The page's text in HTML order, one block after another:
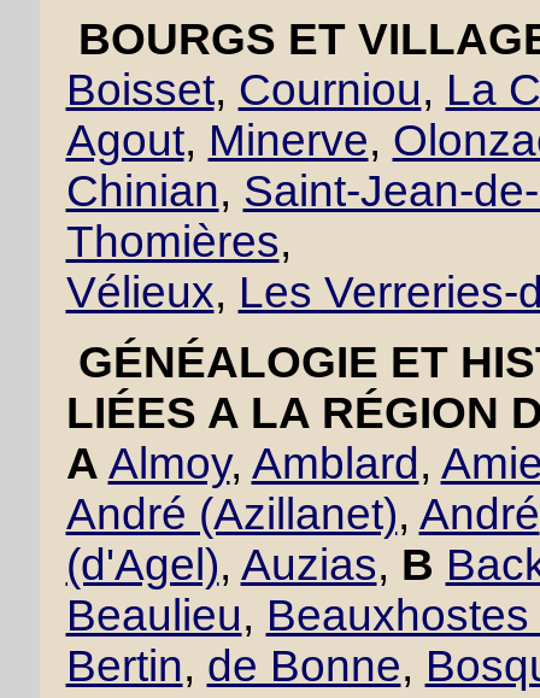
BOURGS ET
Boisset, Courniou, La
Agout, Minerve,
Chinian, Saint-Jean-
Thomières,
Vélieux, Les Verreries-
GÉNÉALOGIE ET
LIÉES A LA RÉGION
A Almoy, Amblard ,
André (Azillanet), André
(d'Agel), Auzias, B
Beaulieu,
Bertin, de Bonne,